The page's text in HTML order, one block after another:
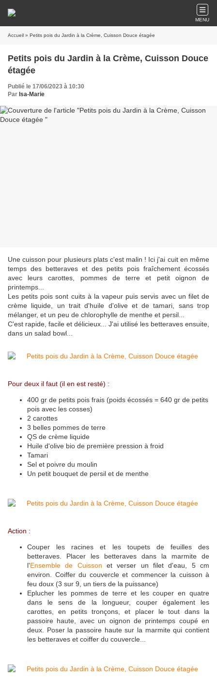
MENU
Accueil » Petits pois du Jardin à la Crème, Cuisson Douce étagée
Petits pois du Jardin à la Crème, Cuisson Douce
étagée
Publié le 17/06/2023 à 10:30
Par Isa-Marie
Une cuisson pour plusieurs plats c'est malin ! Ici j'ai cuit en même
temps des betteraves et des petits pois fraîchement écossés
avec leurs carottes, pommes de terre et petit oignon de
printemps...
Les petits pois sont cuits à la vapeur puis servis avec un filet de
crème liquide, un trait d'huile d'olive et de tamari, sans trop
mélanger, et un peu de chlorophylle de menthe et persil...
C'est rapide, facile et délicieux... J'ai utilisé les betteraves ensuite,
dans un salad bowl...
Pour deux il faut (il en est resté) :
400 gr de petits pois frais (poids écossés = 640 gr de petits
pois avec les cosses)
2 carottes
3 belles pommes de terre
QS de crème liquide
Huile d'olive bio de première pression à froid
Tamari
Sel et poivre du moulin
Un petit bouquet de persil et de menthe
Action :
Couper les racines et les toupets de feuilles des
betteraves. Placer les betteraves dans la marmite de
l'Ensemble de Cuisson et verser un filet d'eau, 5 cm
environ. Coiffer du couvercle et commencer la cuisson à
feu doux (3 sur 9, un tiers de la puissance)
Eplucher les pommes de terre et les couper en quatre
dans le sens de la longueur, couper également les
carottes, en petits tronçons, et placer le tout dans la
passoire haute, avec un oignon de printemps coupé en
deux. Poser la passoire haute sur la marmite qui contient
les betteraves et coiffer du couvercle...